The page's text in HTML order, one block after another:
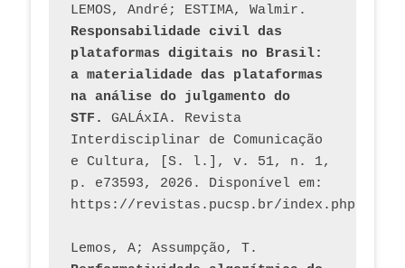
Responsabilidade civil das
plataformas digitais no Brasil:
a materialidade das plataformas
na análise do julgamento do
STF.
GALÁxIA. Revista
Interdisciplinar de Comunicação
e Cultura, [S. l.], v. 51, n. 1,
p. e73593, 2026. Disponível em: